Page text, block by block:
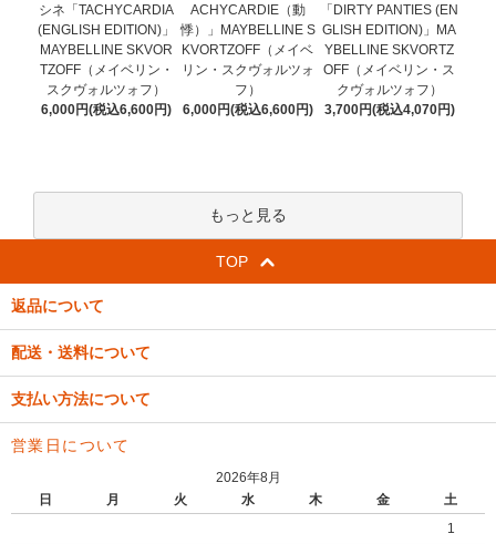
シネ「TACHYCARDIA
(ENGLISH EDITION)」
MAYBELLINE SKVOR
TZOFF（メイベリン・
スクヴォルツォフ）
6,000円(税込6,600円)
ACHYCARDIE（動
悸）」MAYBELLINE S
KVORTZOFF（メイベ
リン・スクヴォルツォ
フ）
6,000円(税込6,600円)
「DIRTY PANTIES (EN
GLISH EDITION)」MA
YBELLINE SKVORTZ
OFF（メイベリン・ス
クヴォルツォフ）
3,700円(税込4,070円)
もっと見る
TOP
返品について
配送・送料について
支払い方法について
営業日について
2026年8月
日
月 火 水 木 金
土
1